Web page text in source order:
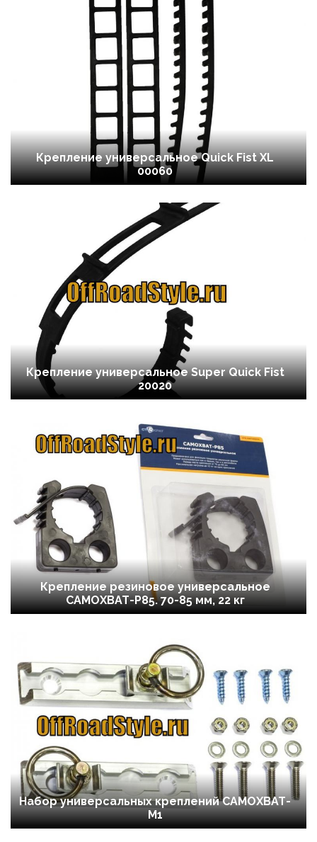
Крепление универсальное Quick Fist XL
00060
Крепление универсальное Super Quick Fist
20020
Крепление резиновое универсальное
САМОХВАТ-Р85. 70-85 мм, 22 кг
Набор универсальных креплений САМОХВАТ-
М1